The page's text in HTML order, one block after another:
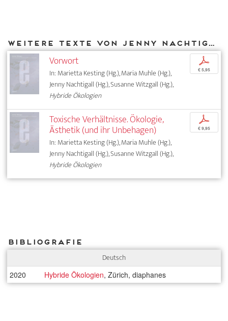
Weitere Texte von Jenny Nachtigall bei DIAPHANES
Vorwort
In: Marietta Kesting (Hg.), Maria Muhle (Hg.),
Jenny Nachtigall (Hg.), Susanne Witzgall (Hg.),
Hybride Ökologien
p
€ 5,95
Toxische Verhältnisse. Ökologie,
Ästhetik (und ihr Unbehagen)
In: Marietta Kesting (Hg.), Maria Muhle (Hg.),
Jenny Nachtigall (Hg.), Susanne Witzgall (Hg.),
Hybride Ökologien
p
€ 9,95
Bibliografie
Deutsch
2020 Hybride Ökologien, Zürich, diaphanes